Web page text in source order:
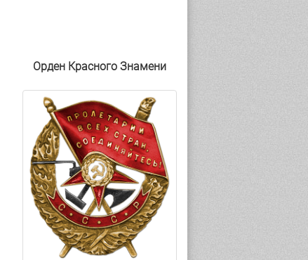
Орден Красного Знамени